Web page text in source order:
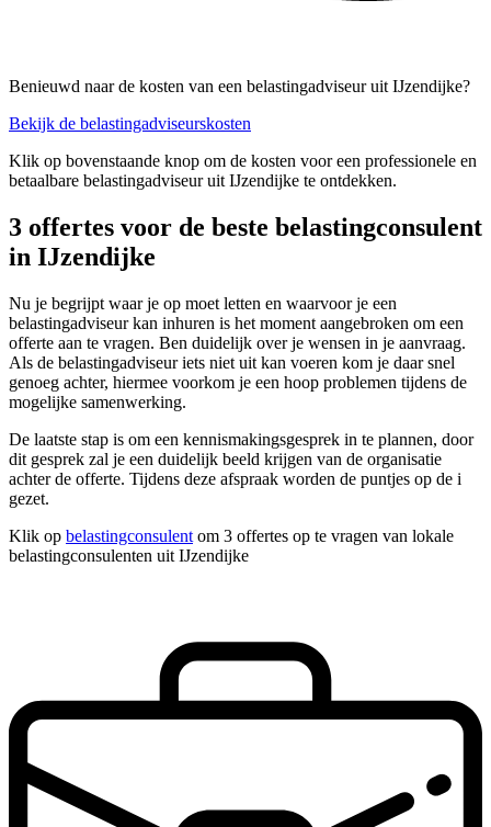
Benieuwd naar de kosten van een belastingadviseur uit IJzendijke?
Bekijk de belastingadviseurskosten
Klik op bovenstaande knop om de kosten voor een professionele en
betaalbare belastingadviseur uit IJzendijke te ontdekken.
3 offertes voor de beste belastingconsulent
in IJzendijke
Nu je begrijpt waar je op moet letten en waarvoor je een
belastingadviseur kan inhuren is het moment aangebroken om een
offerte aan te vragen. Ben duidelijk over je wensen in je aanvraag.
Als de belastingadviseur iets niet uit kan voeren kom je daar snel
genoeg achter, hiermee voorkom je een hoop problemen tijdens de
mogelijke samenwerking.
De laatste stap is om een kennismakingsgesprek in te plannen, door
dit gesprek zal je een duidelijk beeld krijgen van de organisatie
achter de offerte. Tijdens deze afspraak worden de puntjes op de i
gezet.
Klik op belastingconsulent om 3 offertes op te vragen van lokale
belastingconsulenten uit IJzendijke